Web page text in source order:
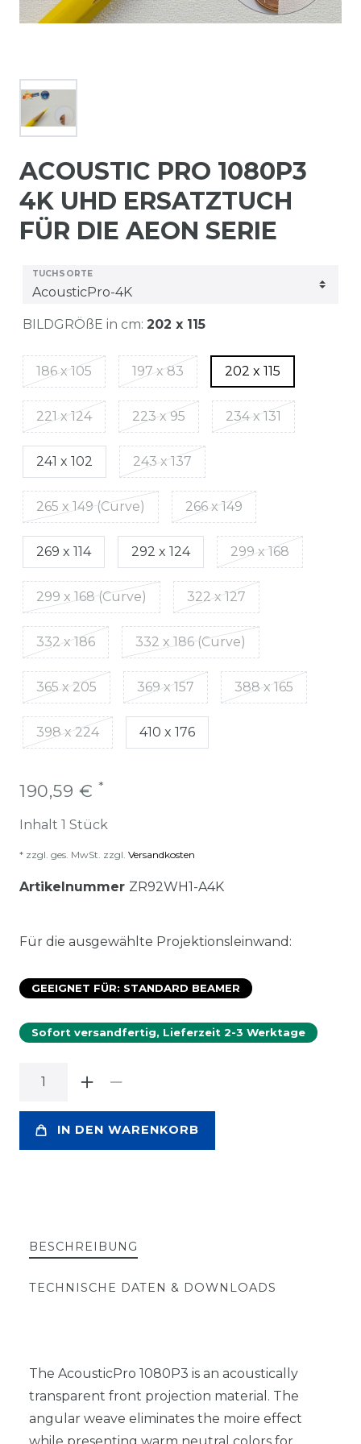
ACOUSTIC PRO 1080P3
4K UHD ERSATZTUCH
FÜR DIE AEON SERIE
TUCHSORTE
BILDGRÖßE in cm: 202 x 115
186 x 105 197 x 83 202 x 115
221 x 124 223 x 95 234 x 131
241 x 102 243 x 137
265 x 149 (Curve) 266 x 149
269 x 114 292 x 124 299 x 168
299 x 168 (Curve) 322 x 127
332 x 186 332 x 186 (Curve)
365 x 205 369 x 157 388 x 165
398 x 224 410 x 176
190,59 € *
Inhalt 1 Stück
* zzgl. ges. MwSt. zzgl. Versandkosten
Artikelnummer ZR92WH1-A4K
Für die ausgewählte Projektionsleinwand:
GEEIGNET FÜR: STANDARD BEAMER
Sofort versandfertig, Lieferzeit 2-3 Werktage
IN DEN WARENKORB
BESCHREIBUNG
TECHNISCHE DATEN & DOWNLOADS
The AcousticPro 1080P3 is an acoustically
transparent front projection material. The
angular weave eliminates the moire effect